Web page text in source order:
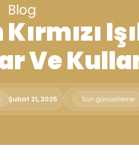
Blog
Ve
Şubat 21, 2025 Son güncelleme: